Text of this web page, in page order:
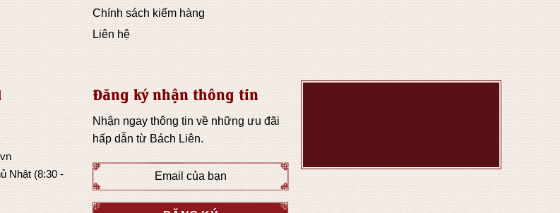
phẩm
Chính sách kiểm hàng
Liên hệ
Nhật (8:30 -
Đăng ký nhận thông tin
Nhận ngay thông tin về những ưu đãi
hấp dẫn từ Bách Liên.